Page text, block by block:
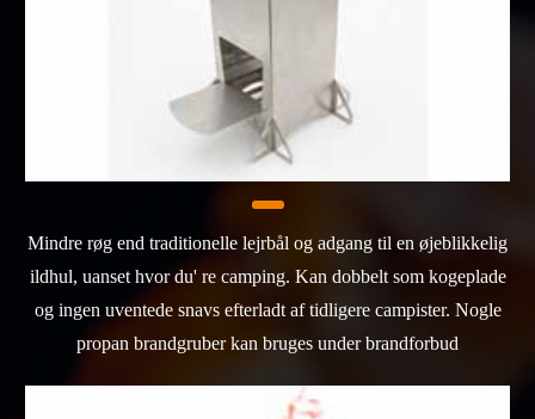
Mindre røg end traditionelle lejrbål og adgang til en øjeblikkelig
ildhul, uanset hvor du' re camping. Kan dobbelt som kogeplade
og ingen uventede snavs efterladt af tidligere campister. Nogle
propan brandgruber kan bruges under brandforbud